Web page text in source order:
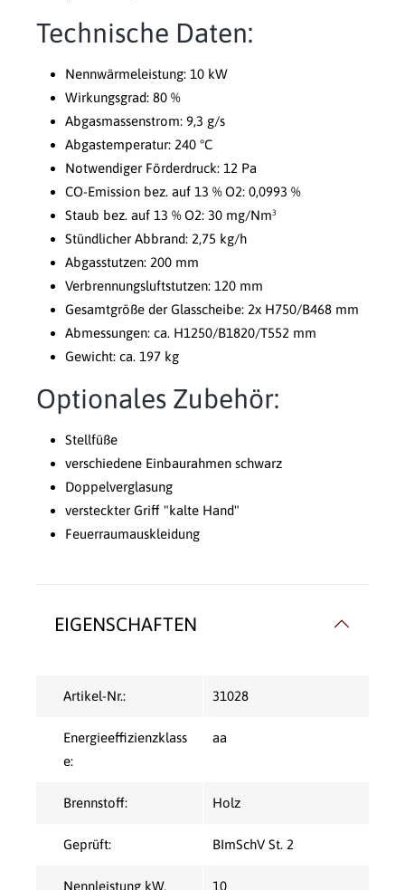
Technische Daten:
Nennwärmeleistung: 10 kW
Wirkungsgrad: 80 %
Abgasmassenstrom: 9,3 g/s
Abgastemperatur: 240 °C
Notwendiger Förderdruck: 12 Pa
CO-Emission bez. auf 13 % O2: 0,0993 %
Staub bez. auf 13 % O2: 30 mg/Nm³
Stündlicher Abbrand: 2,75 kg/h
Abgasstutzen: 200 mm
Verbrennungsluftstutzen: 120 mm
Gesamtgröße der Glasscheibe: 2x H750/B468 mm
Abmessungen: ca. H1250/B1820/T552 mm
Gewicht: ca. 197 kg
Optionales Zubehör:
Stellfüße
verschiedene Einbaurahmen schwarz
Doppelverglasung
versteckter Griff "kalte Hand"
Feuerraumauskleidung
EIGENSCHAFTEN
Artikel-Nr.: 31028
Energieeffizienzklass
e:
aa
Brennstoff: Holz
Geprüft: BImSchV St. 2
Nennleistung kW,
10